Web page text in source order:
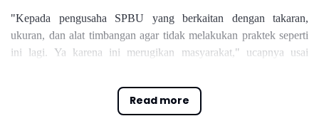
Read more
"Kepada pengusaha SPBU yang berkaitan dengan takaran,
ukuran, dan alat timbangan agar tidak melakukan praktek seperti
ini lagi. Ya karena ini merugikan masyarakat," ucapnya usai
Alternatif Sentul, Kabupaten Bogor, Jawa Barat, Rabu